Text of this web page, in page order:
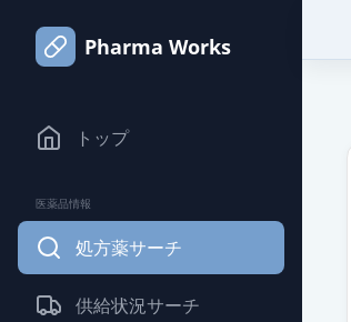
Pharma Works
トップ
医薬品情報
処方薬サーチ
供給状況サーチ